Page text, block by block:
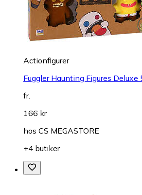
Actionfigurer
Fuggler Haunting Figures Deluxe
fr.
166 kr
hos CS MEGASTORE
+4 butiker